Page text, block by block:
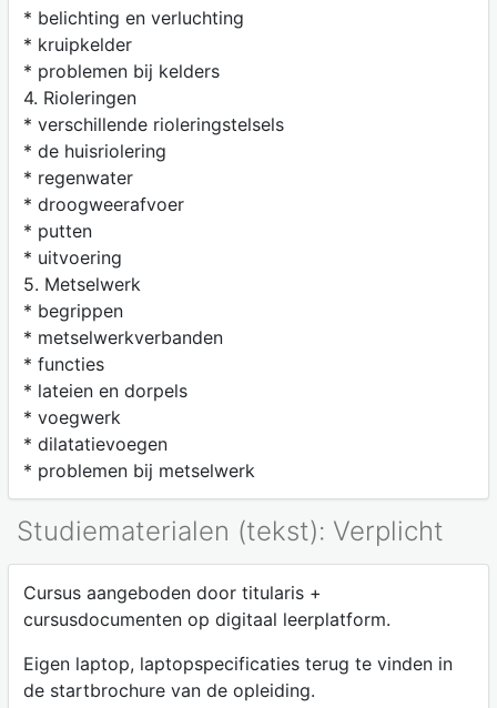
* belichting en verluchting
* kruipkelder
* problemen bij kelders
4. Rioleringen
* verschillende rioleringstelsels
* de huisriolering
* regenwater
* droogweerafvoer
* putten
* uitvoering
5. Metselwerk
* begrippen
* metselwerkverbanden
* functies
* lateien en dorpels
* voegwerk
* dilatatievoegen
* problemen bij metselwerk
Studiematerialen (tekst): Verplicht
Cursus aangeboden door titularis +
cursusdocumenten op digitaal leerplatform.
Eigen laptop, laptopspecificaties terug te vinden in
de startbrochure van de opleiding.